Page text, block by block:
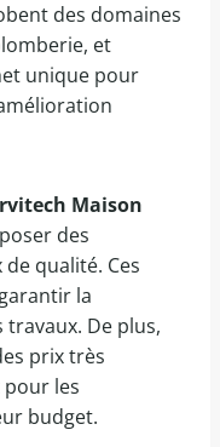
des domaines
et
unique pour
Maison
des
qualité. Ces
la
travaux. De plus,
prix très
les
budget.